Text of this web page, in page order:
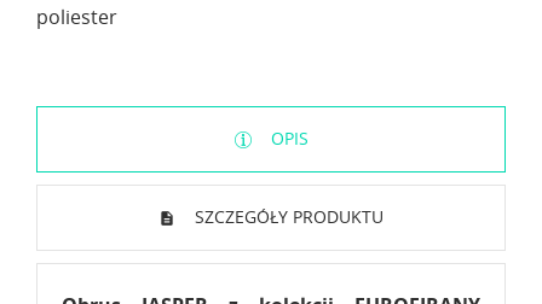
poliester
OPIS
SZCZEGÓŁY PRODUKTU